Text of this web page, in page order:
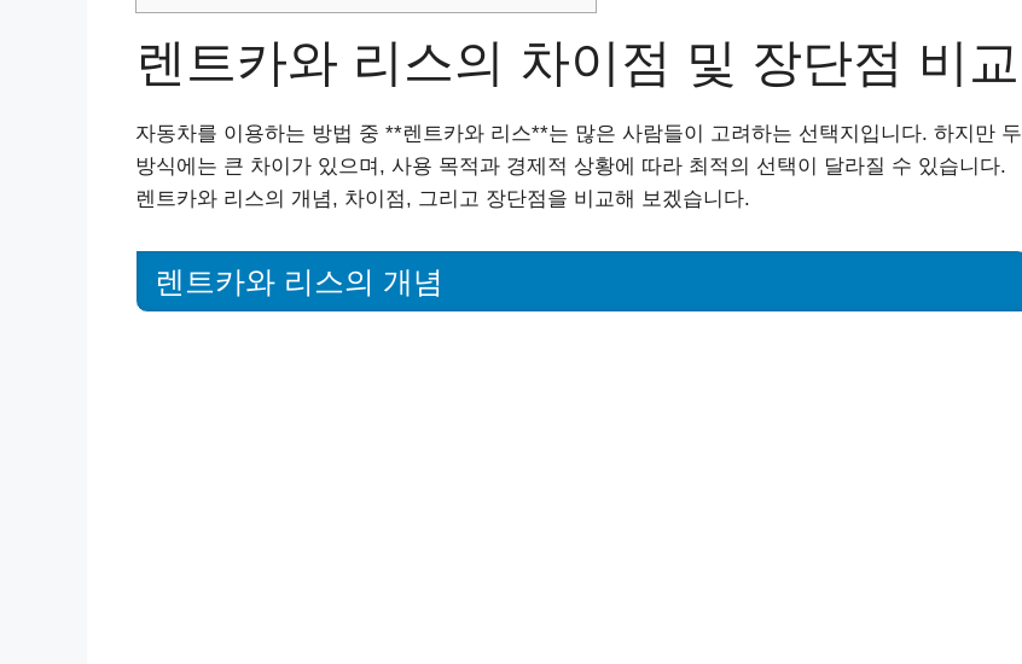
렌트카와 리스의 차이점 및 장단점 비교
자동차를 이용하는 방법 중 **렌트카와 리스**는 많은 사람들이 고려하는 선택지입니다. 하지만 두
방식에는 큰 차이가 있으며, 사용 목적과 경제적 상황에 따라 최적의 선택이 달라질 수 있습니다.
렌트카와 리스의 개념, 차이점, 그리고 장단점을 비교해 보겠습니다.
렌트카와 리스의 개념